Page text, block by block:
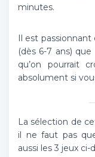
minutes.
Il est
(dès 6-7 ans)
qu’on pourrait
absolument si
La sélection de
il ne faut pas
aussi les 3 jeux ci-